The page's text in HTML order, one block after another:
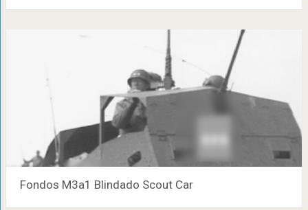
Fondos M3a1 Blindado Scout Car